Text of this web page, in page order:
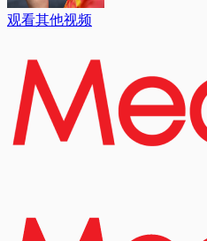
观看其他视频